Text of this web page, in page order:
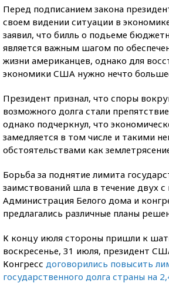
Перед подписанием закона
своем видении ситуации в
заявил, что билль о подьеме
является важным шагом по
жизни американцев, однако для
экономики США нужно нечто
Президент признал, что споры
возможного долга стали
однако подчеркнул, что
замедляется в том числе и такими
обстоятельствами как
Борьба за поднятие лимита
заимствований шла в течение двух
Администрация Белого дома и
предлагались различные планы
К концу июля стороны пришли к
воскресенье, 31 июля, президент
Конгресс договорились повысить
государственного долга страны на